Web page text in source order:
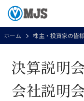
ホーム 株主・投資家の皆
決算説明
会社説明会